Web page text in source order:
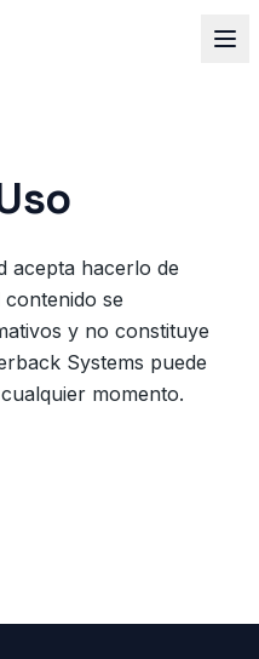
acepta hacerlo de
se
y no constituye
Systems puede
momento.